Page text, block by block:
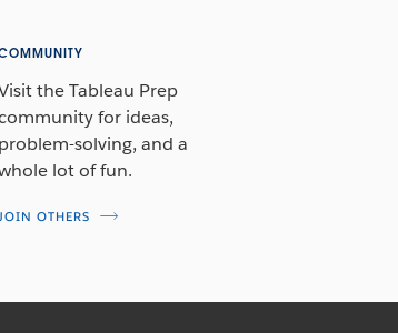
the Tableau Prep
for ideas,
problem-solving, and a
lot of fun.
OTHERS